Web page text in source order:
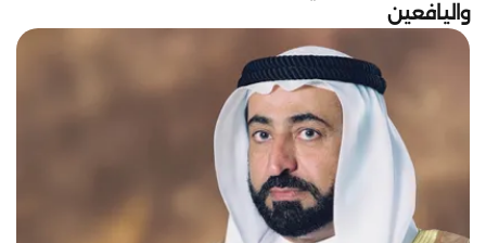
واليافعين